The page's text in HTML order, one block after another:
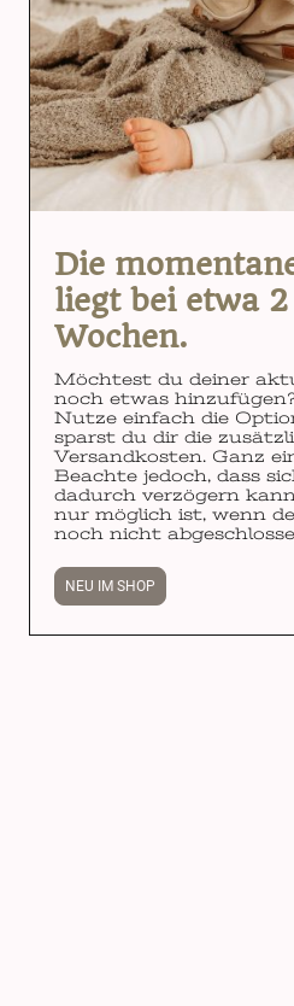
Die
liegt bei etwa
Wochen.
Möchtest du deiner
noch etwas
Nutze einfach die
sparst du dir die
Versandkosten. Ganz
Beachte jedoch, dass
dadurch verzögern
nur möglich ist, wenn
noch nicht
NEU IM SHOP